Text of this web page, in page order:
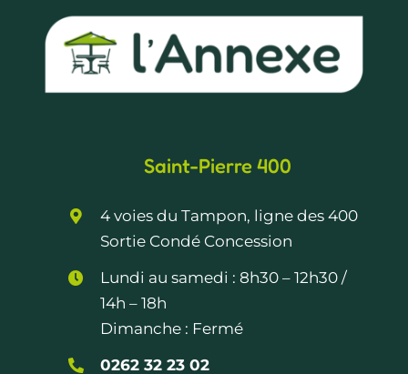
Saint-Pierre 400
4 voies du Tampon, ligne des 400
Sortie Condé Concession
Lundi au samedi :8h30 – 12h30 /
14h – 18h
Dimanche : Fermé
0262 32 23 02